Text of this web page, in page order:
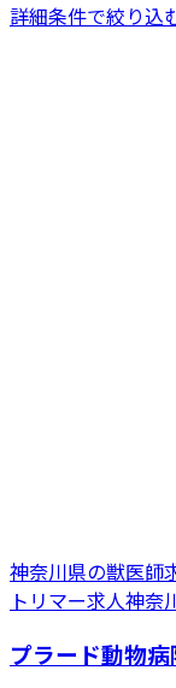
詳細条件で絞り込
神奈川県の獣医師
トリマー求人神奈
プラード動物病